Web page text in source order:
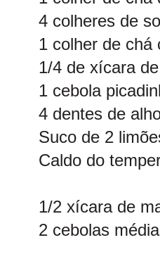
4 colheres de
1 colher de chá
1/4 de xícara
1 cebola
4 dentes de
Suco de 2
Caldo do
1/2 xícara de
2 cebolas